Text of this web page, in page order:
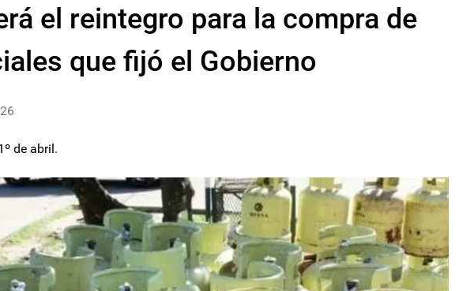
el reintegro para la compra de
que fijó el Gobierno
de abril.